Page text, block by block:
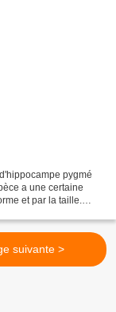
pygmé
a une certaine
et par la taille.
suivante >